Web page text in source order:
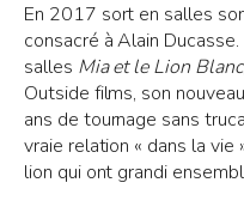
En 2017 sort en salles
consacré à Alain
salles Mia et le Lion Blanc
Outside films, son
ans de tournage sans
vraie relation « dans la vie
lion qui ont grandi